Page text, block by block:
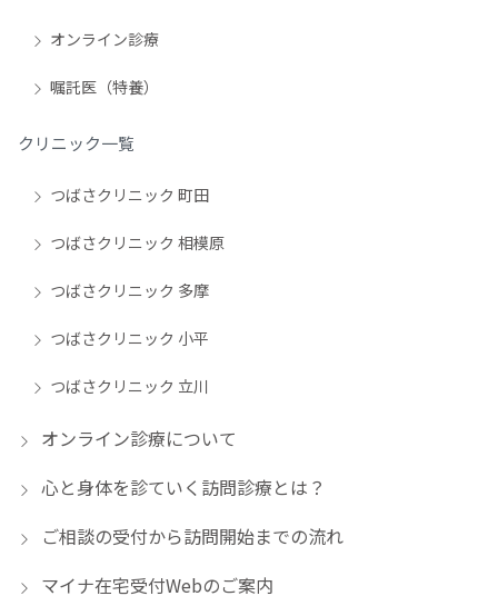
オンライン診療
嘱託医（特養）
クリニック一覧
つばさクリニック 町田
つばさクリニック 相模原
つばさクリニック 多摩
つばさクリニック 小平
つばさクリニック 立川
オンライン診療について
心と身体を診ていく訪問診療とは？
ご相談の受付から訪問開始までの流れ
マイナ在宅受付Webのご案内